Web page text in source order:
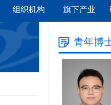
组织机构 旗下产业
青年博